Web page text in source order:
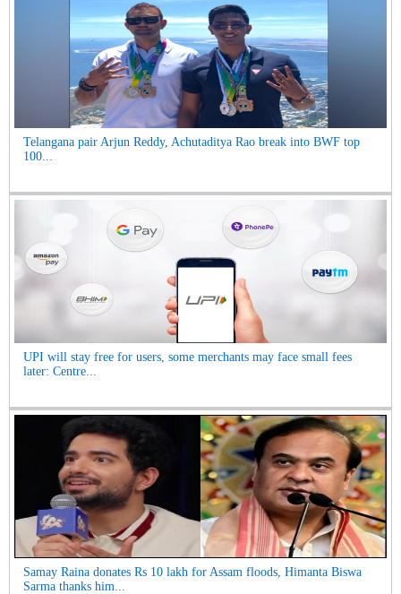
Telangana pair Arjun Reddy, Achutaditya Rao break into BWF top
100...
UPI will stay free for users, some merchants may face small fees
later: Centre...
Samay Raina donates Rs 10 lakh for Assam floods, Himanta Biswa
Sarma thanks him...